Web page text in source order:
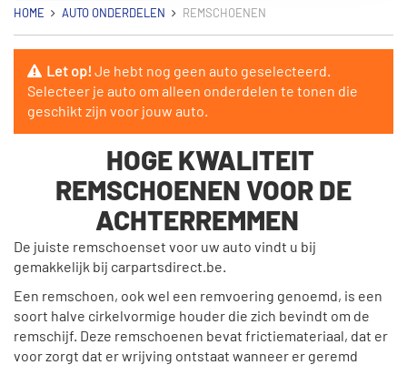
HOME AUTO ONDERDELEN REMSCHOENEN
Let op!Je hebt nog geen auto geselecteerd.
Selecteer je auto om alleen onderdelen te tonen die
geschikt zijn voor jouw auto.
HOGE KWALITEIT
REMSCHOENEN VOOR DE
ACHTERREMMEN
De juiste remschoenset voor uw auto vindt u bij
gemakkelijk bij carpartsdirect.be.
Een remschoen, ook wel een remvoering genoemd, is een
soort halve cirkelvormige houder die zich bevindt om de
remschijf. Deze remschoenen bevat frictiemateriaal, dat er
voor zorgt dat er wrijving ontstaat wanneer er geremd